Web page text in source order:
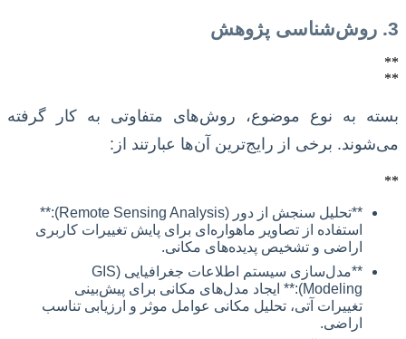
3. روش‌شناسی پژوهش
**
**
بسته به نوع موضوع، روش‌های متفاوتی به کار گرفته
می‌شوند. برخی از رایج‌ترین آن‌ها عبارتند از:
**
**تحلیل سنجش از دور (Remote Sensing Analysis):**
استفاده از تصاویر ماهواره‌ای برای پایش تغییرات کاربری
اراضی و تشخیص پدیده‌های مکانی.
**مدل‌سازی سیستم اطلاعات جغرافیایی (GIS
Modeling):** ایجاد مدل‌های مکانی برای پیش‌بینی
تغییرات آتی، تحلیل مکانی عوامل موثر و ارزیابی تناسب
اراضی.